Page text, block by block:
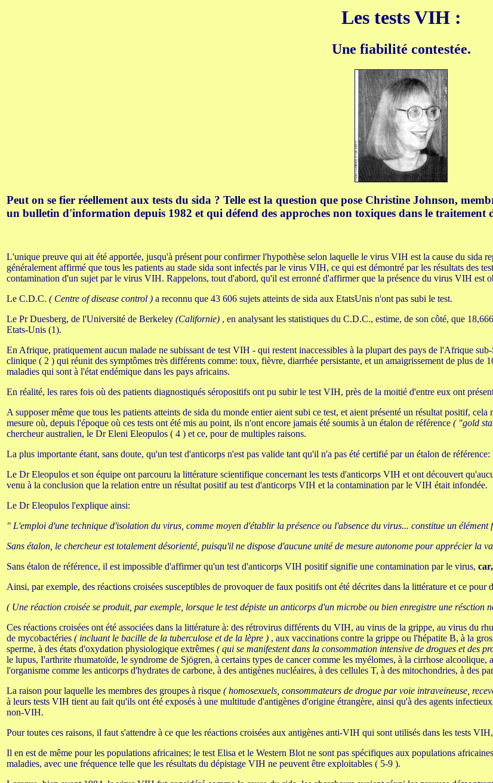
Les tests VIH :
Une fiabilité contestée.
Peut on se fier réellement aux tests du sida ? Telle est la question que pose Christine Johnson,
un bulletin d'information depuis 1982 et qui défend des approches non toxiques dans le traitement
L'unique preuve qui ait été apportée, jusqu'à présent pour confirmer l'hypothèse selon laquelle le virus VIH est la cause du sida
généralement affirmé que tous les patients au stade sida sont infectés par le virus VIH, ce qui est démontré par les résultats des
contamination d'un sujet par le virus VIH. Rappelons, tout d'abord, qu'il est erronné d'affirmer que la présence du virus VIH est
Le C.D.C. ( Centre of disease control ) a reconnu que 43 606 sujets atteints de sida aux EtatsUnis n'ont pas subi le test.
Le Pr Duesberg, de l'Université de Berkeley (Californie) , en analysant les statistiques du C.D.C., estime, de son côté, que
Etats-Unis (1).
En Afrique, pratiquement aucun malade ne subissant de test VIH - qui restent inaccessibles à la plupart des pays de l'Afrique
clinique ( 2 ) qui réunit des symptômes très différents comme: toux, fièvre, diarrhée persistante, et un amaigrissement de plus de
maladies qui sont à l'état endémique dans les pays africains.
En réalité, les rares fois où des patients diagnostiqués séropositifs ont pu subir le test VIH, près de la moitié d'entre eux ont
A supposer même que tous les patients atteints de sida du monde entier aient subi ce test, et aient présenté un résultat positif,
mesure où, depuis l'époque où ces tests ont été mis au point, ils n'ont encore jamais été soumis à un étalon de référence ( "gold
chercheur australien, le Dr Eleni Eleopulos ( 4 ) et ce, pour de multiples raisons.
La plus importante étant, sans doute, qu'un test d'anticorps n'est pas valide tant qu'il n'a pas été certifié par un étalon de
Le Dr Eleopulos et son équipe ont parcouru la littérature scientifique concernant les tests d'anticorps VIH et ont découvert
venu à la conclusion que la relation entre un résultat positif au test d'anticorps VIH et la contamination par le VIH était infondée.
Le Dr Eleopulos l'explique ainsi:
" L'emploi d'une technique d'isolation du virus, comme moyen d'établir la présence ou l'absence du virus... constitue un
Sans étalon, le chercheur est totalement désorienté, puisqu'il ne dispose d'aucune unité de mesure autonome pour apprécier la
Sans étalon de référence, il est impossible d'affirmer qu'un test d'anticorps VIH positif signifie une contamination par le virus,
Ainsi, par exemple, des réactions croisées susceptibles de provoquer de faux positifs ont été décrites dans la littérature et ce pour
( Une réaction croisée se produit, par exemple, lorsque le test dépiste un anticorps d'un microbe ou bien enregistre une
Ces réactions croisées ont été associées dans la littérature à: des rétrovirus différents du VIH, au virus de la grippe, au virus du
de mycobactéries ( incluant le bacille de la tuberculose et de la lèpre ) , aux vaccinations contre la grippe ou l'hépatite B, à la
sperme, à des états d'oxydation physiologique extrêmes ( qui se manifestent dans la consommation intensive de drogues et des
le lupus, I'arthrite rhumatoïde, le syndrome de Sjögren, à certains types de cancer comme les myélomes, à la cirrhose alcoolique,
l'organisme comme les anticorps d'hydrates de carbone, à des antigènes nucléaires, à des cellules T, à des mitochondries, à des
La raison pour laquelle les membres des groupes à risque ( homosexuels, consommateurs de drogue par voie intraveineuse,
à leurs tests VIH tient au fait qu'ils ont été exposés à une multitude d'antigènes d'origine étrangère, ainsi qu'à des agents
non-VIH.
Pour toutes ces raisons, il faut s'attendre à ce que les réactions croisées aux antigènes anti-VIH qui sont utilisés dans les tests
Il en est de même pour les populations africaines; le test Elisa et le Western Blot ne sont pas spécifiques aux populations
maladies, avec une fréquence telle que les résultats du dépistage VIH ne peuvent être exploitables ( 5-9 ).